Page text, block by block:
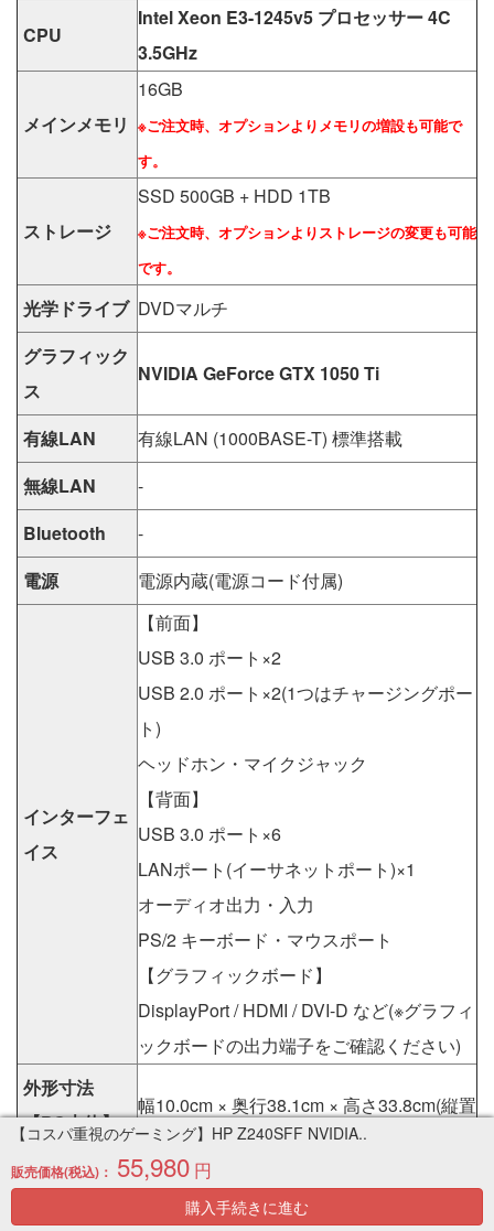
CPU
Intel Xeon E3-1245v5 プロセッサー 4C
3.5GHz
メインメモリ
16GB
※ご注文時、オプションよりメモリの増設も可能で
す。
ストレージ
SSD 500GB + HDD 1TB
※ご注文時、オプションよりストレージの変更も可能
です。
光学ドライブ DVDマルチ
グラフィック
ス
NVIDIA GeForce GTX 1050 Ti
有線LAN
有線LAN (1000BASE-T) 標準搭載
無線LAN
-
Bluetooth
-
電源
電源内蔵(電源コード付属)
インターフェ
イス
【前面】
USB 3.0 ポート×2
USB 2.0 ポート×2(1つはチャージングポー
ト)
ヘッドホン・マイクジャック
【背面】
USB 3.0 ポート×6
LANポート(イーサネットポート)×1
オーディオ出力・入力
PS/2 キーボード・マウスポート
【グラフィックボード】
DisplayPort / HDMI / DVI-D など(※グラフィ
ックボードの出力端子をご確認ください)
外形寸法
【PC本体】
(突起部除く)
幅10.0cm × 奥行38.1cm × 高さ33.8cm(縦置
時)
約6.7kg(標準構成時)
【コスパ重視のゲーミング】HP Z240SFF NVIDIA..
販売価格(税込)： 55,980 円
購入手続きに進む